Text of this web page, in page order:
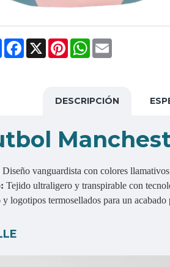
ShareFacebook
X PinterestWhatsApp
Email
DESCRIPCIÓN
Diseño vanguardista con colores
Tejido ultraligero y transpirable con
y logotipos termosellados para un